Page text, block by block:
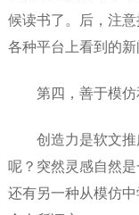
候读书了。后，注
各种平台上看到的新
第四，善于模
创造力是软文
呢？突然灵感自然
还有另一种从模仿